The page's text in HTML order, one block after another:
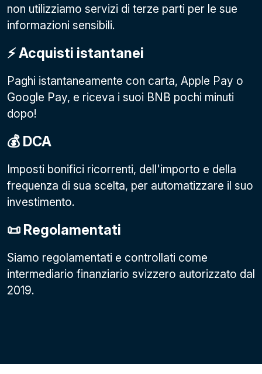
non utilizziamo servizi di terze parti per le sue
informazioni sensibili.
⚡️ Acquisti istantanei
Paghi istantaneamente con carta, Apple Pay o
Google Pay, e riceva i suoi BNB pochi minuti
dopo!
💰 DCA
Imposti bonifici ricorrenti, dell'importo e della
frequenza di sua scelta, per automatizzare il suo
investimento.
📜 Regolamentati
Siamo regolamentati e controllati come
intermediario finanziario svizzero autorizzato dal
2019.